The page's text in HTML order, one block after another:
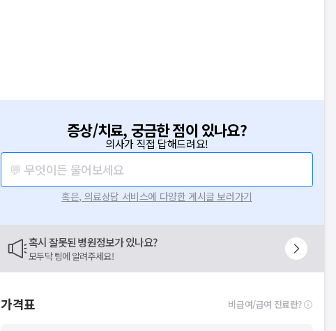
증상/치료, 궁금한 점이 있나요?
의사가 직접 답해드려요!
💬 무엇이든 물어보세요
혹은, 의료상담 서비스에 다양한 게시글 보러가기
혹시 잘못된 병원정보가 있나요?
모두닥 팀에 알려주세요!
가격표 비급여/급여 진료란?